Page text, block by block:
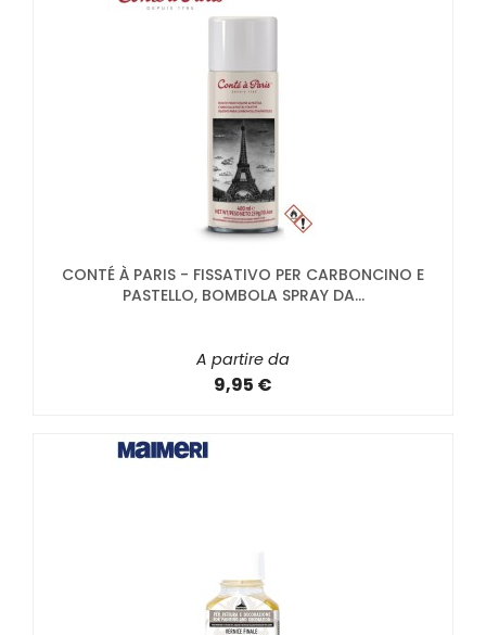
CONTÉ À PARIS - FISSATIVO PER CARBONCINO E
PASTELLO, BOMBOLA SPRAY DA...
A partire da
9,95 €